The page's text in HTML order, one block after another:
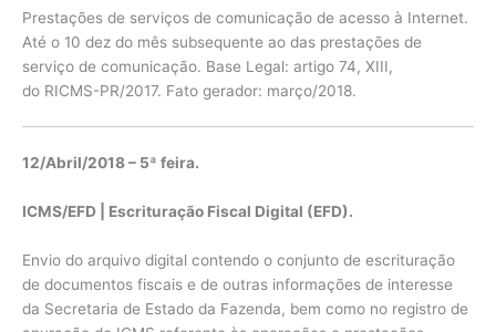
Prestações de serviços de comunicação de acesso à Internet.
Até o 10 dez do mês subsequente ao das prestações de
serviço de comunicação. Base Legal: artigo 74, XIII,
do RICMS-PR/2017. Fato gerador: março/2018.
12/Abril/2018 – 5ª feira.
ICMS/EFD | Escrituração Fiscal Digital (EFD).
Envio do arquivo digital contendo o conjunto de escrituração
de documentos fiscais e de outras informações de interesse
da Secretaria de Estado da Fazenda, bem como no registro de